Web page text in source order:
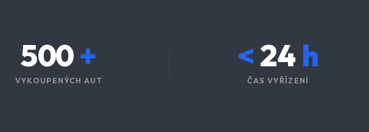
500+
VYKOUPENÝCH AUT
<24 h
ČAS VYŘÍZENÍ